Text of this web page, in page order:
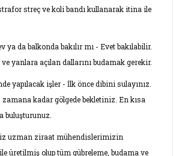
streç ve koli bandı kullanarak itina ile
ya da balkonda bakılır mı - Evet bakılabilir.
yanlara açılan dallarını budamak gerekir.
yapılacak işler - İlk önce dibini sulayınız.
kadar gölgede bekletiniz. En kısa
buluşturunuz.
uzman ziraat mühendislerimizin
üretilmiş olup tüm gübreleme, budama ve